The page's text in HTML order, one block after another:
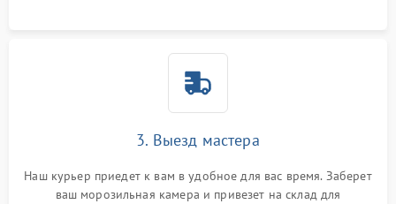
3. Выезд мастера
Наш курьер приедет к вам в удобное для вас время. Заберет
ваш морозильная камера и привезет на склад для